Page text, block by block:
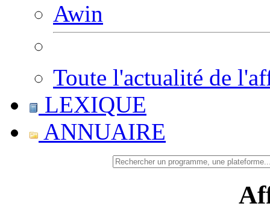
Awin
Toute l'actualité de
LEXIQUE
ANNUAIRE